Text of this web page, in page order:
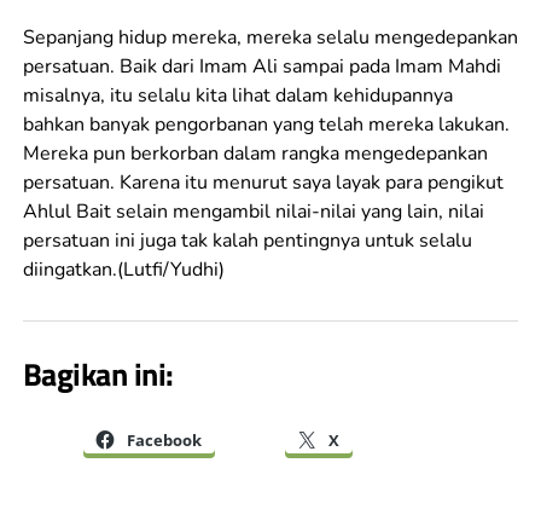
Sepanjang hidup mereka, mereka selalu mengedepankan
persatuan. Baik dari Imam Ali sampai pada Imam Mahdi
misalnya, itu selalu kita lihat dalam kehidupannya
bahkan banyak pengorbanan yang telah mereka lakukan.
Mereka pun berkorban dalam rangka mengedepankan
persatuan. Karena itu menurut saya layak para pengikut
Ahlul Bait selain mengambil nilai-nilai yang lain, nilai
persatuan ini juga tak kalah pentingnya untuk selalu
diingatkan.(Lutfi/Yudhi)
Bagikan ini:
Facebook X